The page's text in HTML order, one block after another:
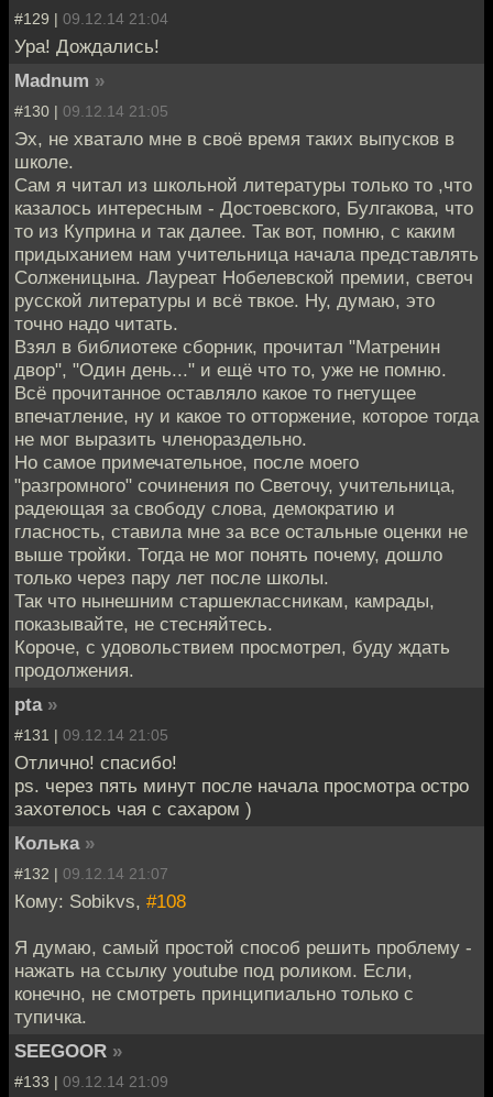
#129 | 09.12.14 21:04
Ура! Дождались!
Madnum »
#130 | 09.12.14 21:05
Эх, не хватало мне в своё время таких выпусков в
школе.
Сам я читал из школьной литературы только то ,что
казалось интересным - Достоевского, Булгакова, что
то из Куприна и так далее. Так вот, помню, с каким
придыханием нам учительница начала представлять
Солженицына. Лауреат Нобелевской премии, светоч
русской литературы и всё твкое. Ну, думаю, это
точно надо читать.
Взял в библиотеке сборник, прочитал "Матренин
двор", "Один день..." и ещё что то, уже не помню.
Всё прочитанное оставляло какое то гнетущее
впечатление, ну и какое то отторжение, которое тогда
не мог выразить членораздельно.
Но самое примечательное, после моего
"разгромного" сочинения по Светочу, учительница,
радеющая за свободу слова, демократию и
гласность, ставила мне за все остальные оценки не
выше тройки. Тогда не мог понять почему, дошло
только через пару лет после школы.
Так что нынешним старшеклассникам, камрады,
показывайте, не стесняйтесь.
Короче, с удовольствием просмотрел, буду ждать
продолжения.
pta »
#131 | 09.12.14 21:05
Отлично! спасибо!
ps. через пять минут после начала просмотра остро
захотелось чая с сахаром )
Колька »
#132 | 09.12.14 21:07
Кому: Sobikvs, #108
Я думаю, самый простой способ решить проблему -
нажать на ссылку youtube под роликом. Если,
конечно, не смотреть принципиально только с
тупичка.
SEEGOOR »
#133 | 09.12.14 21:09